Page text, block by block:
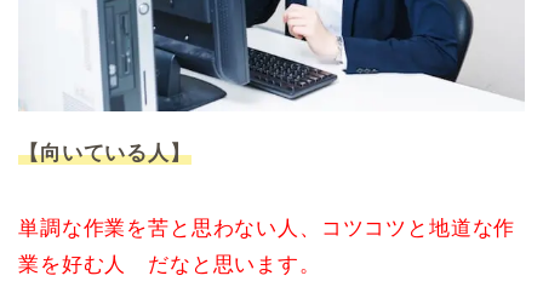
【向いている人】
単調な作業を苦と思わない人、コツコツと地道な作
業を好む人 だなと思います。